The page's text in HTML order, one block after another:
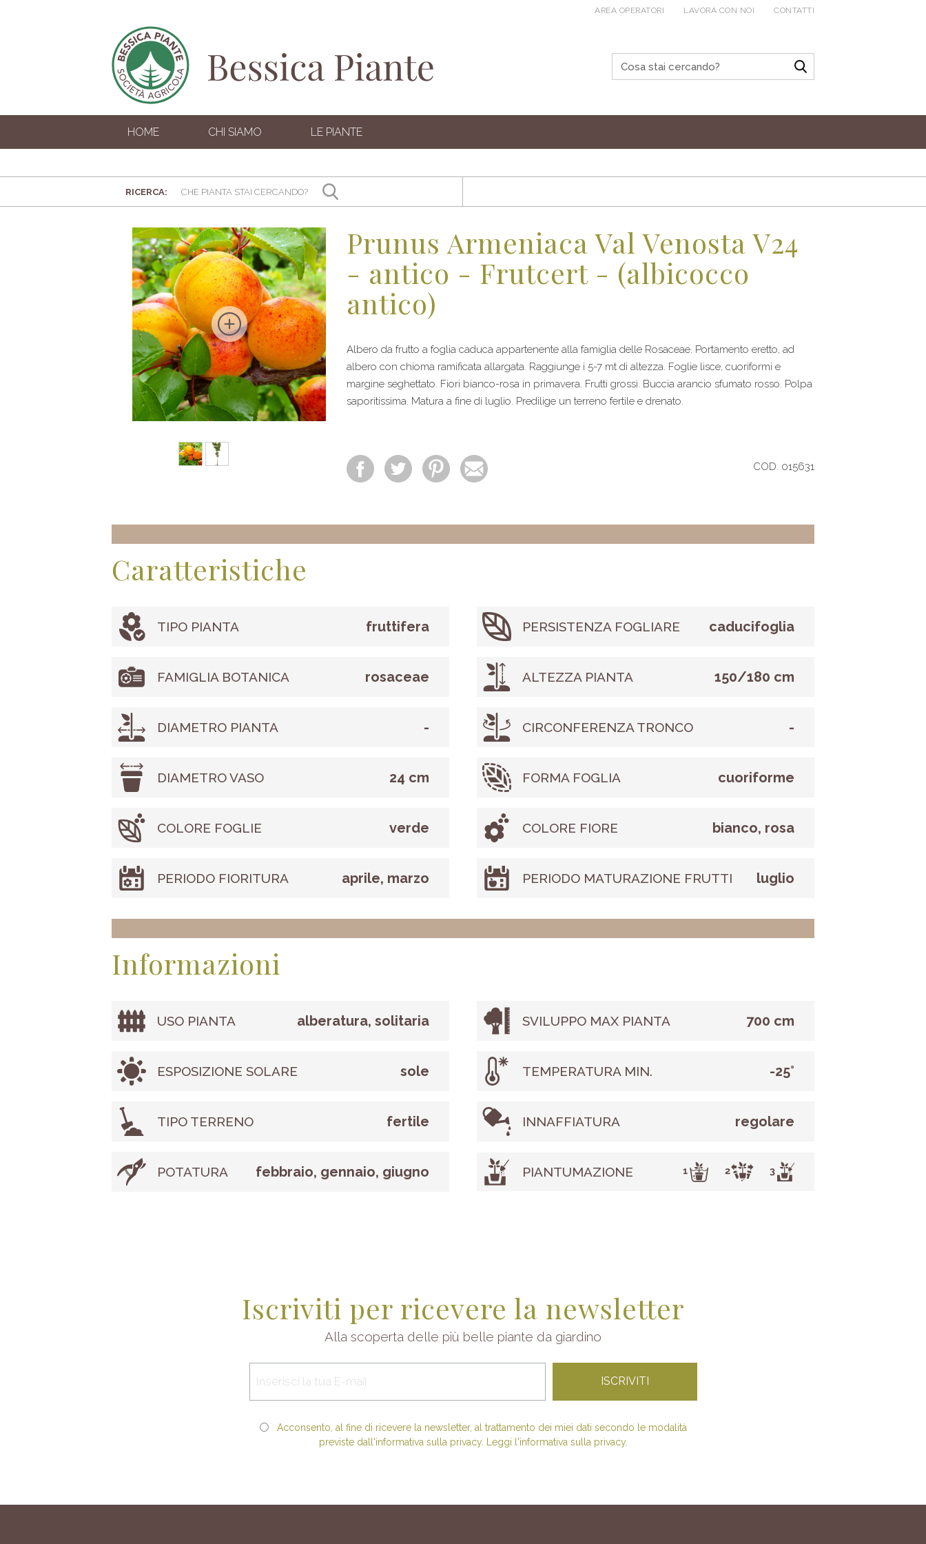
AREA OPERATORI LAVORA CON NOI CONTATTI
HOME CHI SIAMO LE PIANTE
RICERCA:
Prunus Armeniaca Val Venosta V24
- antico - Frutcert - (albicocco
antico)
Albero da frutto a foglia caduca appartenente alla famiglia delle Rosaceae. Portamento eretto, ad
albero con chioma ramificata allargata. Raggiunge i 5-7 mt di altezza. Foglie lisce, cuoriformi e
margine seghettato. Fiori bianco-rosa in primavera. Frutti grossi. Buccia arancio sfumato rosso. Polpa
saporitissima. Matura a fine di luglio. Predilige un terreno fertile e drenato.
COD. 015631
Caratteristiche
TIPO PIANTA fruttifera PERSISTENZA FOGLIARE caducifoglia
FAMIGLIA BOTANICA rosaceae ALTEZZA PIANTA 150/180 cm
DIAMETRO PIANTA - CIRCONFERENZA TRONCO -
DIAMETRO VASO 24 cm FORMA FOGLIA cuoriforme
COLORE FOGLIE verde COLORE FIORE bianco, rosa
PERIODO FIORITURA aprile, marzo PERIODO MATURAZIONE FRUTTI luglio
Informazioni
USO PIANTA alberatura, solitaria SVILUPPO MAX PIANTA 700 cm
ESPOSIZIONE SOLARE sole TEMPERATURA MIN. -25°
TIPO TERRENO fertile INNAFFIATURA regolare
POTATURA febbraio, gennaio, giugno PIANTUMAZIONE
Iscriviti per ricevere la newsletter
Alla scoperta delle più belle piante da giardino
Acconsento, al fine di ricevere la newsletter, al trattamento dei miei dati secondo le modalità
previste dall'informativa sulla privacy. Leggi l'informativa sulla privacy.